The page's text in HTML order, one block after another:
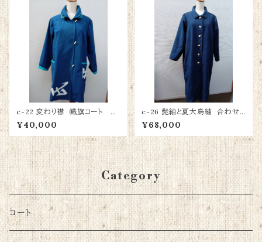
c-22 変わり襟 幟旗コート 綿
100％
¥40,000
c-26 髭紬と夏大島紬 合わせ
コート
¥68,000
Category
コート